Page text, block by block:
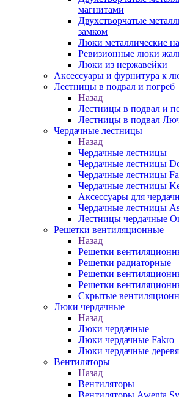
магнитами
Двухстворчатые
замком
Люки металлические
Ревизионные люки
Люки из нержавейки
Аксессуары и фурнитура к
Лестницы в подвал и погреб
Назад
Лестницы в подвал и
Лестницы в подвал
Чердачные лестницы
Назад
Чердачные лестницы
Чердачные лестницы
Чердачные лестницы
Чердачные лестницы
Аксессуары для
Чердачные лестницы
Лестницы чердачные
Решетки вентиляционные
Назад
Решетки
Решетки радиаторные
Решетки
Решетки
Скрытые
Люки чердачные
Назад
Люки чердачные
Люки чердачные Fakro
Люки чердачные
Вентиляторы
Назад
Вентиляторы
Вентиляторы Awenta